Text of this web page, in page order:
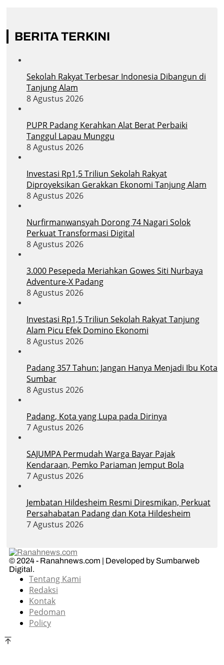
BERITA TERKINI
Sekolah Rakyat Terbesar Indonesia Dibangun di
Tanjung Alam
8 Agustus 2026
PUPR Padang Kerahkan Alat Berat Perbaiki
Tanggul Lapau Munggu
8 Agustus 2026
Investasi Rp1,5 Triliun Sekolah Rakyat
Diproyeksikan Gerakkan Ekonomi Tanjung Alam
8 Agustus 2026
Nurfirmanwansyah Dorong 74 Nagari Solok
Perkuat Transformasi Digital
8 Agustus 2026
3.000 Pesepeda Meriahkan Gowes Siti Nurbaya
Adventure-X Padang
8 Agustus 2026
Investasi Rp1,5 Triliun Sekolah Rakyat Tanjung
Alam Picu Efek Domino Ekonomi
8 Agustus 2026
Padang 357 Tahun: Jangan Hanya Menjadi Ibu Kota
Sumbar
8 Agustus 2026
Padang, Kota yang Lupa pada Dirinya
7 Agustus 2026
SAJUMPA Permudah Warga Bayar Pajak
Kendaraan, Pemko Pariaman Jemput Bola
7 Agustus 2026
Jembatan Hildesheim Resmi Diresmikan, Perkuat
Persahabatan Padang dan Kota Hildesheim
7 Agustus 2026
© 2024 - Ranahnews.com | Developed by Sumbarweb
Digital.
Tentang Kami
Redaksi
Kontak
Pedoman
Policy